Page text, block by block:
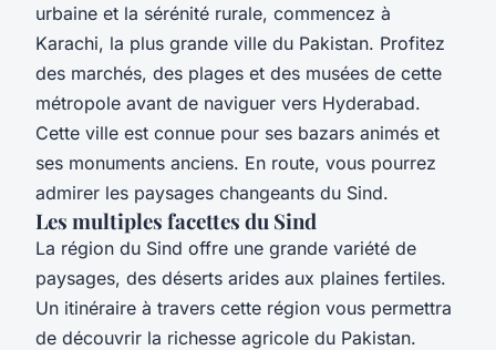
urbaine et la sérénité rurale, commencez à
Karachi, la plus grande ville du Pakistan. Profitez
des marchés, des plages et des musées de cette
métropole avant de naviguer vers Hyderabad.
Cette ville est connue pour ses bazars animés et
ses monuments anciens. En route, vous pourrez
admirer les paysages changeants du Sind.
Les multiples facettes du Sind
La région du Sind offre une grande variété de
paysages, des déserts arides aux plaines fertiles.
Un itinéraire à travers cette région vous permettra
de découvrir la richesse agricole du Pakistan.